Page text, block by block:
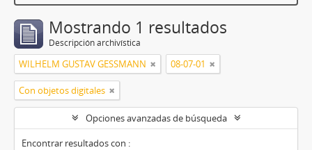
Mostrando 1 resultados
Descripción archivística
WILHELM GUSTAV GESSMANN 08-07-01
Con objetos digitales
Opciones avanzadas de búsqueda
Encontrar resultados con :